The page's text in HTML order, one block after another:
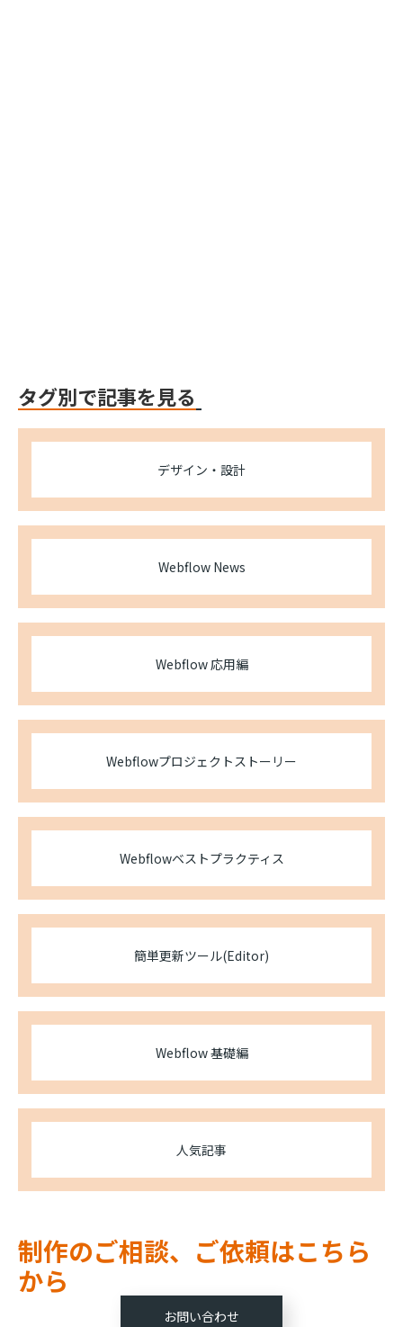
タグ別で記事を見る
デザイン・設計
Webflow News
Webflow 応用編
Webflowプロジェクトストーリー
Webflowベストプラクティス
簡単更新ツール(Editor)
Webflow 基礎編
人気記事
制作のご相談、ご依頼はこちら
から
お問い合わせ